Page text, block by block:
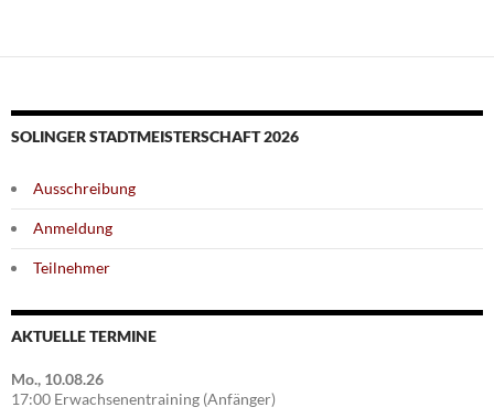
SOLINGER STADTMEISTERSCHAFT 2026
Ausschreibung
Anmeldung
Teilnehmer
AKTUELLE TERMINE
Mo., 10.08.26
17:00 Erwachsenentraining (Anfänger)